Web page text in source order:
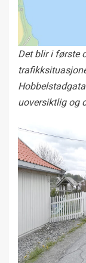
Det blir i første
uoversiktlig og